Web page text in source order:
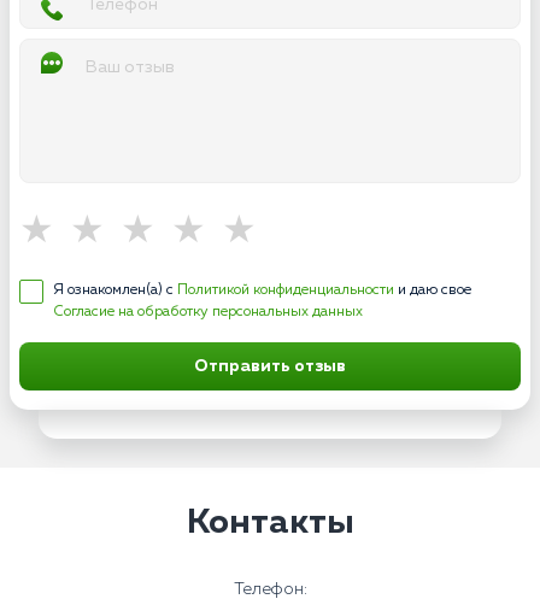
Я ознакомлен(а) с Политикой конфиденциальности и даю свое
Согласие на обработку персональных данных
Отправить отзыв
Контакты
Телефон: